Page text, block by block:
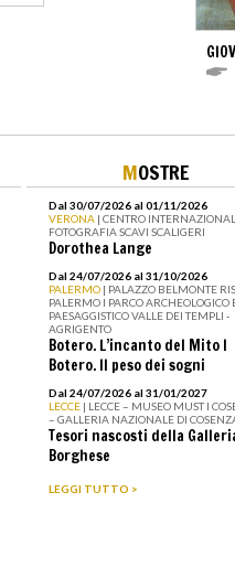
MOSTRE
Dal 30/07/2026 al 01/11/2026
VERONA | CENTRO
FOTOGRAFIA SCAVI SCALIGERI
Dorothea Lange
Dal 24/07/2026 al 31/10/2026
PALERMO | PALAZZO BELMONTE
PALERMO I PARCO ARCHEOLOGICO
PAESAGGISTICO VALLE DEI TEMPLI -
AGRIGENTO
Botero. L’incanto del Mito I
Botero. Il peso dei sogni
Dal 24/07/2026 al 31/01/2027
LECCE | LECCE – MUSEO MUST I
– GALLERIA NAZIONALE DI
Tesori nascosti della
Borghese
LEGGI TUTTO >